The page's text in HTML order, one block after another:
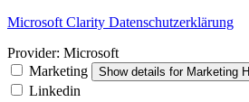
Microsoft Clarity Datenschutzerklärung
Provider: Microsoft
Marketing
Show details for Marketing
Linkedin